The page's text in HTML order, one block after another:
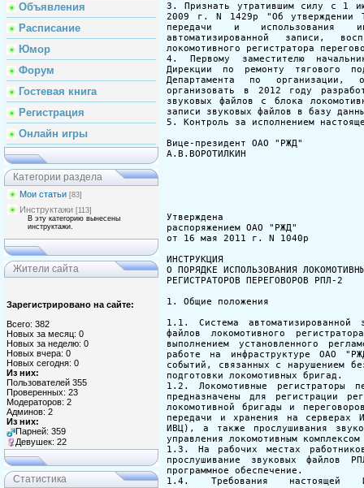
Объявления
Расписание
Юмор
Форум
Гостевая книга
Регистрация
Онлайн игры
Категории раздела
Мои статьи [83]
Инструктажи [113]
В эту категорию вынесены
инструктажи.
Жители сайта
Зарегистрировано на сайте:
Всего: 382
Новых за месяц: 0
Новых за неделю: 0
Новых вчера: 0
Новых сегодня: 0
Из них:
Пользователей 355
Проверенных: 23
Модераторов: 2
Админов: 2
Из них:
Парней: 359
Девушек: 22
Статистика